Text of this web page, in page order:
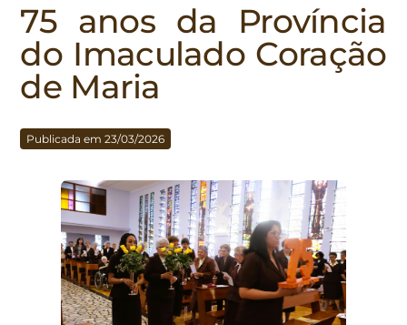
75 anos da Província
do Imaculado Coração
de Maria
Publicada em 23/03/2026